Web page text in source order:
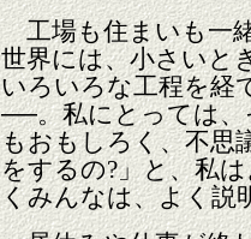
工場も住まいも一
世界には、小さいと
いろいろな工程を経
──。私にとっては
もおもしろく、不思
をするの?」と、私
くみんなは、よく説